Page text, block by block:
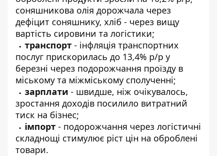
соняшникова олія дорожчала через
дефіцит соняшнику, хліб - через вищу
вартість сировини та логістики;
транспорт - інфляція транспортних
послуг прискорилась до 13,4% р/р у
березні через подорожчання проїзду в
міському та міжміському сполученні;
зарплати - швидше, ніж очікувалось,
зростання доходів посилило витратний
тиск на бізнес;
імпорт - подорожчання через логістичні
складнощі стимулює ріст цін на оброблені
товари.